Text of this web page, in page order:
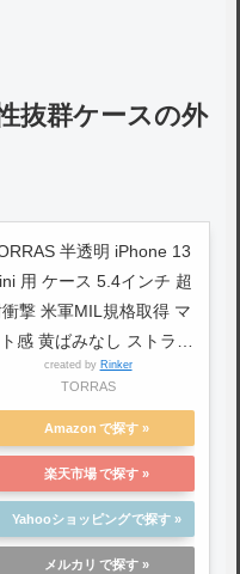
抜群ケースの外
半透明 iPhone 13
用 ケース 5.4インチ 超
撃 米軍MIL規格取得 マ
感 黄ばみなし ストラッ
ホール付き 画面保護 レン
用 カバー マットブランク
Guardian
created by Rinker
TORRAS
Amazon
楽天市場
Yahooショッピング
メルカリ